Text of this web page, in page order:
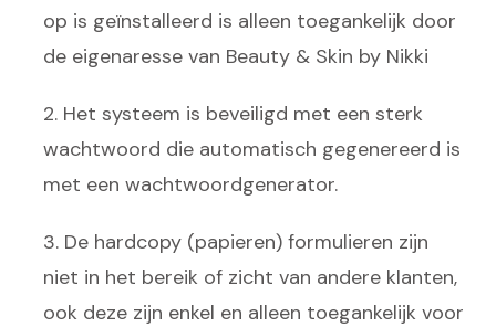
op is geïnstalleerd is alleen toegankelijk door
de eigenaresse van Beauty & Skin by Nikki
2. Het systeem is beveiligd met een sterk
wachtwoord die automatisch gegenereerd is
met een wachtwoordgenerator.
3. De hardcopy (papieren) formulieren zijn
niet in het bereik of zicht van andere klanten,
ook deze zijn enkel en alleen toegankelijk voor